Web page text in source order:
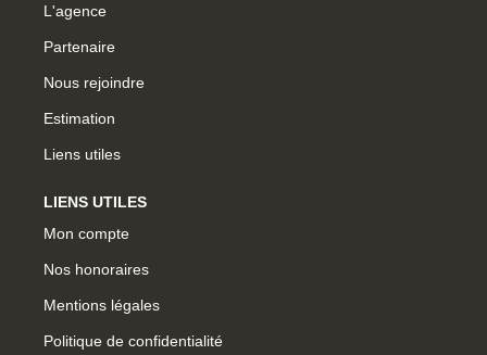
L'agence
Partenaire
Nous rejoindre
Estimation
Liens utiles
LIENS UTILES
Mon compte
Nos honoraires
Mentions légales
Politique de confidentialité